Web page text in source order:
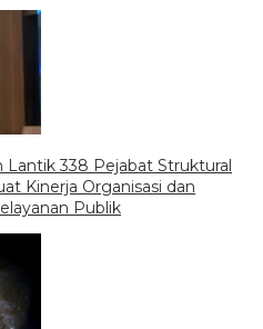
Lantik 338 Pejabat Struktural
Kinerja Organisasi dan
Publik